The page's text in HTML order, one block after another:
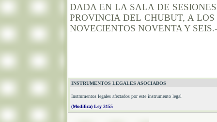
DADA EN LA SALA DE
PROVINCIA DEL CHUBUT, A
NOVECIENTOS NOVENTA Y SEIS.-
INSTRUMENTOS LEGALES ASOCIADOS
Instrumentos legales afectados por este instrumento legal
(Modifica) Ley 3155